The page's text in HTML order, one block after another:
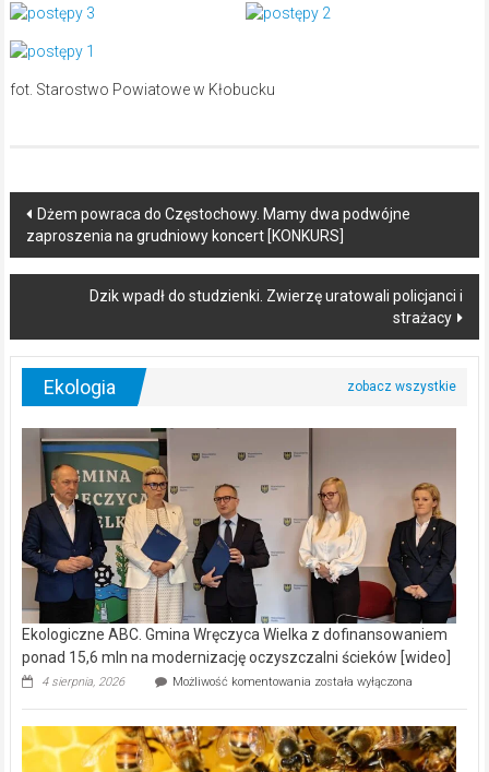
fot. Starostwo Powiatowe w Kłobucku
Post
navigation
Dżem powraca do Częstochowy. Mamy dwa podwójne
zaproszenia na grudniowy koncert [KONKURS]
Dzik wpadł do studzienki. Zwierzę uratowali policjanci i
strażacy
Ekologia
Ekologiczne ABC. Gmina Wręczyca Wielka z dofinansowaniem
ponad 15,6 mln na modernizację oczyszczalni ścieków [wideo]
4 sierpnia, 2026 Możliwość komentowania Ekologiczne
Wręczyca
Wielka
z
została wyłączona